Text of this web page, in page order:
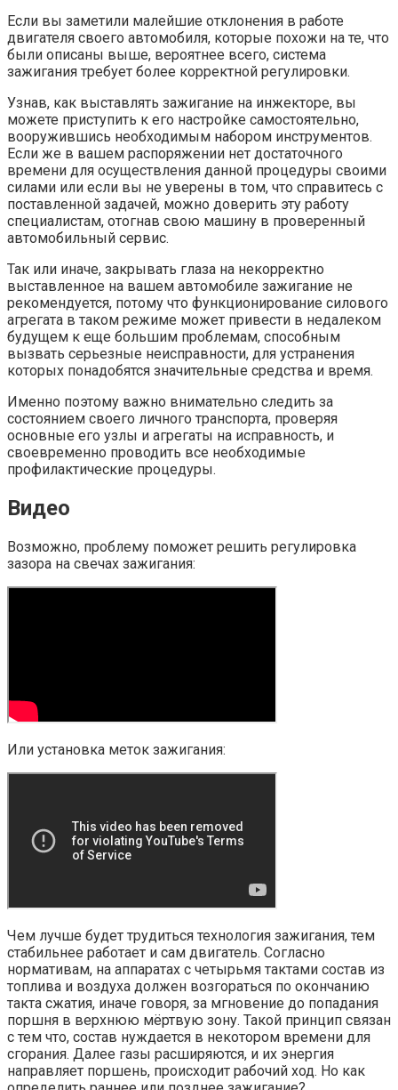
Если вы заметили малейшие отклонения в работе
двигателя своего автомобиля, которые похожи на те, что
были описаны выше, вероятнее всего, система
зажигания требует более корректной регулировки.
Узнав, как выставлять зажигание на инжекторе, вы
можете приступить к его настройке самостоятельно,
вооружившись необходимым набором инструментов.
Если же в вашем распоряжении нет достаточного
времени для осуществления данной процедуры своими
силами или если вы не уверены в том, что справитесь с
поставленной задачей, можно доверить эту работу
специалистам, отогнав свою машину в проверенный
автомобильный сервис.
Так или иначе, закрывать глаза на некорректно
выставленное на вашем автомобиле зажигание не
рекомендуется, потому что функционирование силового
агрегата в таком режиме может привести в недалеком
будущем к еще большим проблемам, способным
вызвать серьезные неисправности, для устранения
которых понадобятся значительные средства и время.
Именно поэтому важно внимательно следить за
состоянием своего личного транспорта, проверяя
основные его узлы и агрегаты на исправность, и
своевременно проводить все необходимые
профилактические процедуры.
Видео
Возможно, проблему поможет решить регулировка
зазора на свечах зажигания:
Или установка меток зажигания:
Чем лучше будет трудиться технология зажигания, тем
стабильнее работает и сам двигатель. Согласно
нормативам, на аппаратах с четырьмя тактами состав из
топлива и воздуха должен возгораться по окончанию
такта сжатия, иначе говоря, за мгновение до попадания
поршня в верхнюю мёртвую зону. Такой принцип связан
с тем что, состав нуждается в некотором времени для
сгорания. Далее газы расширяются, и их энергия
направляет поршень, происходит рабочий ход. Но как